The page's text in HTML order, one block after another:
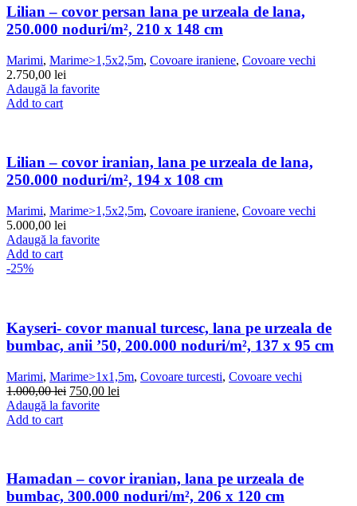
Lilian – covor persan lana pe urzeala de lana,
250.000 noduri/m², 210 x 148 cm
Marimi, Marime>1,5x2,5m, Covoare iraniene, Covoare vechi
2.750,00 lei
Adaugă la favorite
Add to cart
Lilian – covor iranian, lana pe urzeala de lana,
250.000 noduri/m², 194 x 108 cm
Marimi, Marime>1,5x2,5m, Covoare iraniene, Covoare vechi
5.000,00 lei
Adaugă la favorite
Add to cart
-25%
Kayseri- covor manual turcesc, lana pe urzeala de
bumbac, anii ’50, 200.000 noduri/m², 137 x 95 cm
Marimi, Marime>1x1,5m, Covoare turcesti, Covoare vechi
1.000,00lei 750,00 lei
Adaugă la favorite
Add to cart
Hamadan – covor iranian, lana pe urzeala de
bumbac, 300.000 noduri/m², 206 x 120 cm